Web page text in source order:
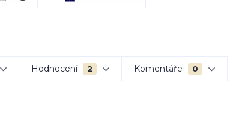
Hodnocení 2 Komentáře 0